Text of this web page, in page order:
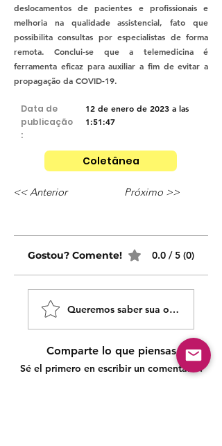
deslocamentos de pacientes e profissionais e
melhoria na qualidade assistencial, fato que
possibilita consultas por especialistas de forma
remota. Conclui-se que a telemedicina é
ferramenta eficaz para auxiliar a fim de evitar a
propagação da COVID-19.
Data de
publicação
:
12 de enero de 2023 a las
1:51:47
Coletânea
<< Anterior Próximo >>
Gostou? Comente! 0.0 / 5 (0)
Queremos saber sua opinião
Comparte lo que piensas
Sé el primero en escribir un comentario.